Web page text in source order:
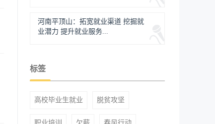
河南平顶山：拓宽就业渠道 挖掘就
业潜力 提升就业服务...
标签
高校毕业生就业 脱贫攻坚